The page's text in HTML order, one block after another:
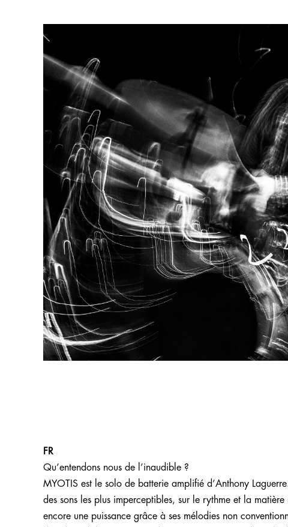
FR
Qu’entendons nous de l’inaudible ?
MYOTIS est le solo de batterie amplifié d’Anthony
des sons les plus imperceptibles, sur le rythme et la matière
encore une puissance grâce à ses mélodies non